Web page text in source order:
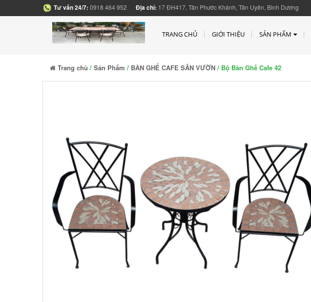
Tư vấn 24/7: 0918 464 952 Địa chỉ: 17 ĐH417, Tân Phước Khánh, Tân Uyên, Bình Dương
TRANG CHỦ GIỚI THIỆU SẢN PHẨM
Trang chủ / Sản Phẩm / BÀN GHẾ CAFE SÂN VƯỜN / Bộ Bàn Ghế Cafe 42